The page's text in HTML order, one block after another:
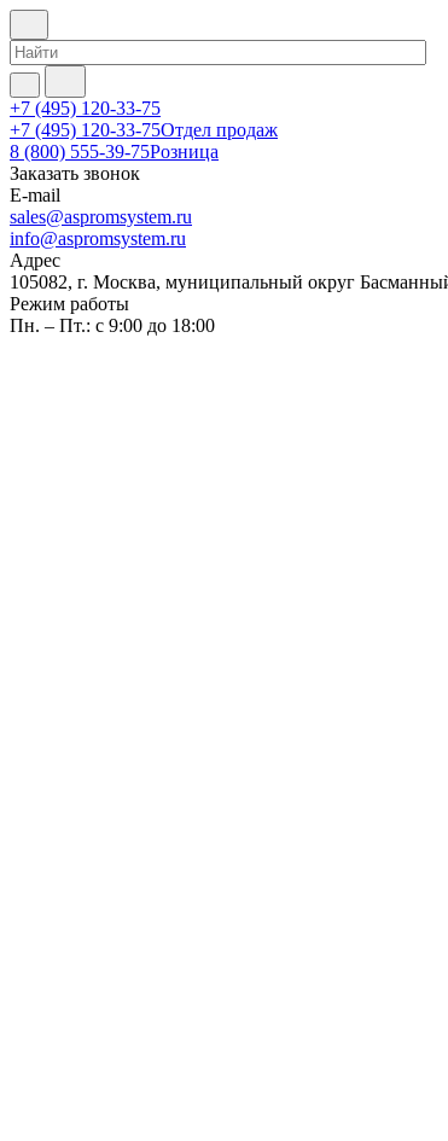
+7 (495) 120-33-75
+7 (495) 120-33-75Отдел продаж
8 (800) 555-39-75Розница
Заказать звонок
E-mail
sales@aspromsystem.ru
info@aspromsystem.ru
Адрес
105082, г. Москва, муниципальный округ
Режим работы
Пн. – Пт.: с 9:00 до 18:00